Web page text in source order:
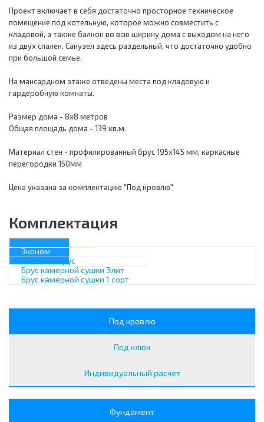
Проект включает в себя достаточно просторное техническое
помещение под котельную, которое можно совместить с
кладовой, а также балкон во всю ширину дома с выходом на него
из двух спален. Санузел здесь раздельный, что достаточно удобно
при большой семье.
На мансардном этаже отведены места под кладовую и
гардеробную комнаты.
Размер дома - 8х8 метров
Общая площадь дома - 139 кв.м.
Материал стен - профилированный брус 195х145 мм, каркасные
перегородки 150мм
Цена указана за комплектацию "Под кровлю"
Комплектация
Эконом
Клееный брус
Брус камерной сушки Элит
Брус камерной сушки 1 сорт
Под кровлю
Под ключ
Индивидуальный расчет
Фундамент